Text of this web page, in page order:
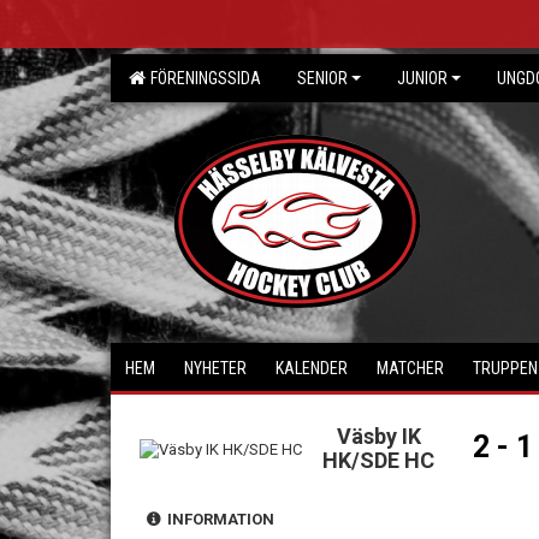
FÖRENINGSSIDA SENIOR JUNIOR
HEM NYHETER KALENDER MATCHER TRUPPEN
Väsby IK
HK/SDE HC
2 - 1
INFORMATION